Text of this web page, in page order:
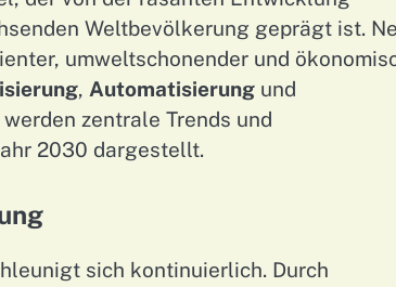
Weltbevölkerung geprägt ist.
umweltschonender und
, Automatisierung und
zentrale Trends und
2030 dargestellt.
sich kontinuierlich. Durch